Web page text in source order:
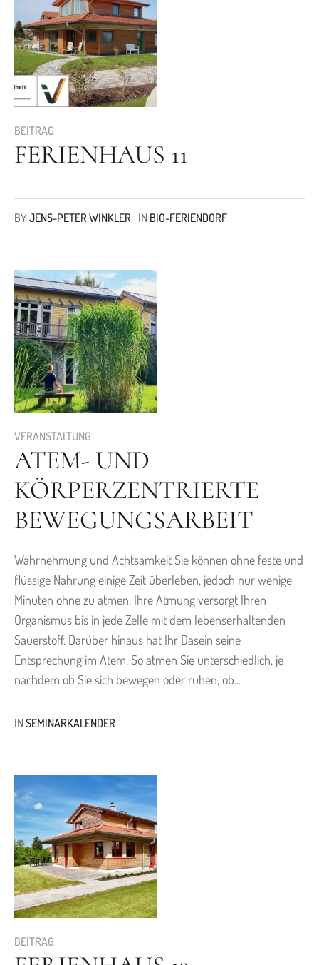
BEITRAG
FERIENHAUS 11
BYJENS-PETER WINKLER IN BIO-FERIENDORF
VERANSTALTUNG
ATEM- UND
KÖRPERZENTRIERTE
BEWEGUNGSARBEIT
Wahrnehmung und Achtsamkeit Sie können ohne feste und
flüssige Nahrung einige Zeit überleben, jedoch nur wenige
Minuten ohne zu atmen. Ihre Atmung versorgt Ihren
Organismus bis in jede Zelle mit dem lebenserhaltenden
Sauerstoff. Darüber hinaus hat Ihr Dasein seine
Entsprechung im Atem. So atmen Sie unterschiedlich, je
nachdem ob Sie sich bewegen oder ruhen, ob...
INSEMINARKALENDER
BEITRAG